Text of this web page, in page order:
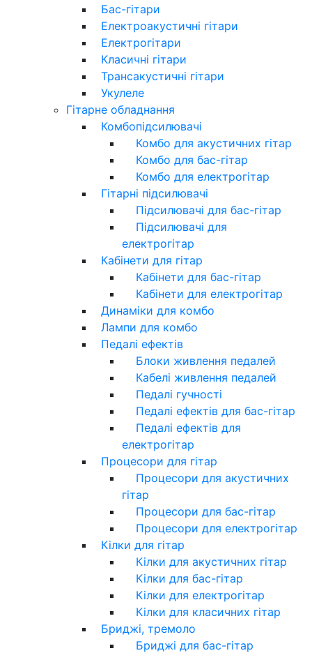
Бас-гітари
Електроакустичні гітари
Електрогітари
Класичні гітари
Трансакустичні гітари
Укулеле
Гітарне обладнання
Комбопідсилювачі
Комбо для акустичних гітар
Комбо для бас-гітар
Комбо для електрогітар
Гітарні підсилювачі
Підсилювачі для бас-гітар
Підсилювачі для
електрогітар
Кабінети для гітар
Кабінети для бас-гітар
Кабінети для електрогітар
Динаміки для комбо
Лампи для комбо
Педалі ефектів
Блоки живлення педалей
Кабелі живлення педалей
Педалі гучності
Педалі ефектів для бас-гітар
Педалі ефектів для
електрогітар
Процесори для гітар
Процесори для акустичних
гітар
Процесори для бас-гітар
Процесори для електрогітар
Кілки для гітар
Кілки для акустичних гітар
Кілки для бас-гітар
Кілки для електрогітар
Кілки для класичних гітар
Бриджі, тремоло
Бриджі для бас-гітар